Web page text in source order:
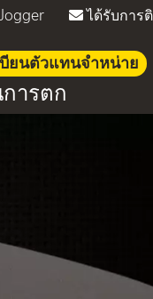
ได้รับการ
ยนตัวแทนจำหน่าย
ารตก